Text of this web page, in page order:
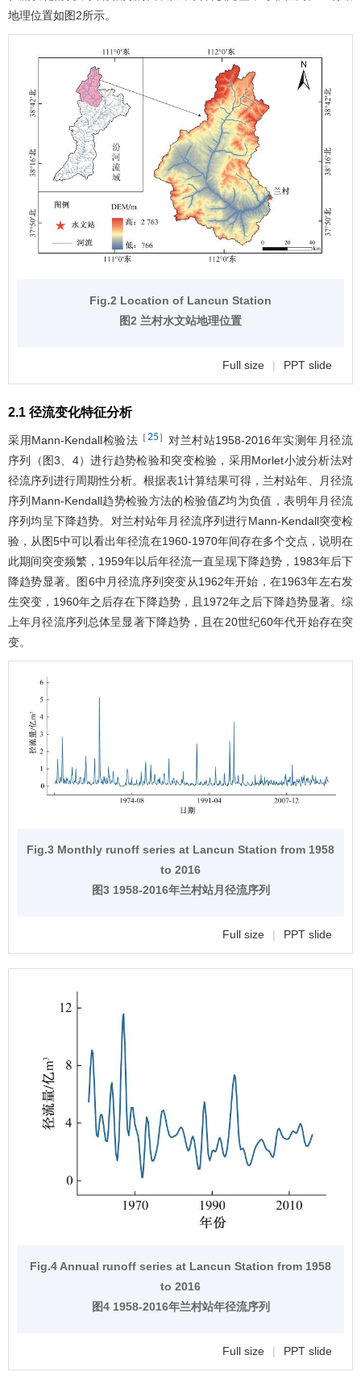
地理位置如图2所示。
Fig.2 Location of Lancun Station
图2 兰村水文站地理位置
Full size | PPT slide
2.1 径流变化特征分析
采用Mann-Kendall检验法 ［25］ 对兰村站1958-2016年实测年月径流
序列（图3 4）进行趋势检验和突变检验，采用Morlet小波分析法对
径流序列进行周期性分析。根据表1计算结果可得，兰村站年、月径流
序列Mann-Kendall趋势检验方法的检验值Z均为负值，表明年月径流
序列均呈下降趋势。对兰村站年月径流序列进行Mann-Kendall突变检
验，从 图5中可以看出年径流在1960-1970年间存在多个交点，说明在
此期间突变频繁，1959年以后年径流一直呈现下降趋势，1983年后下
降趋势显著。
图6中月径流序列突变从1962年开始，在1963年左右发
生突变，1960年之后存在下降趋势，且1972年之后下降趋势显著。综
上年月径流序列总体呈显著下降趋势，且在20世纪60年代开始存在突
变。
Fig.3 Monthly runoff series at Lancun Station from 1958
to 2016
图3 1958-2016年兰村站月径流序列
Full size | PPT slide
Fig.4 Annual runoff series at Lancun Station from 1958
to 2016
图4 1958-2016年兰村站年径流序列
Full size | PPT slide